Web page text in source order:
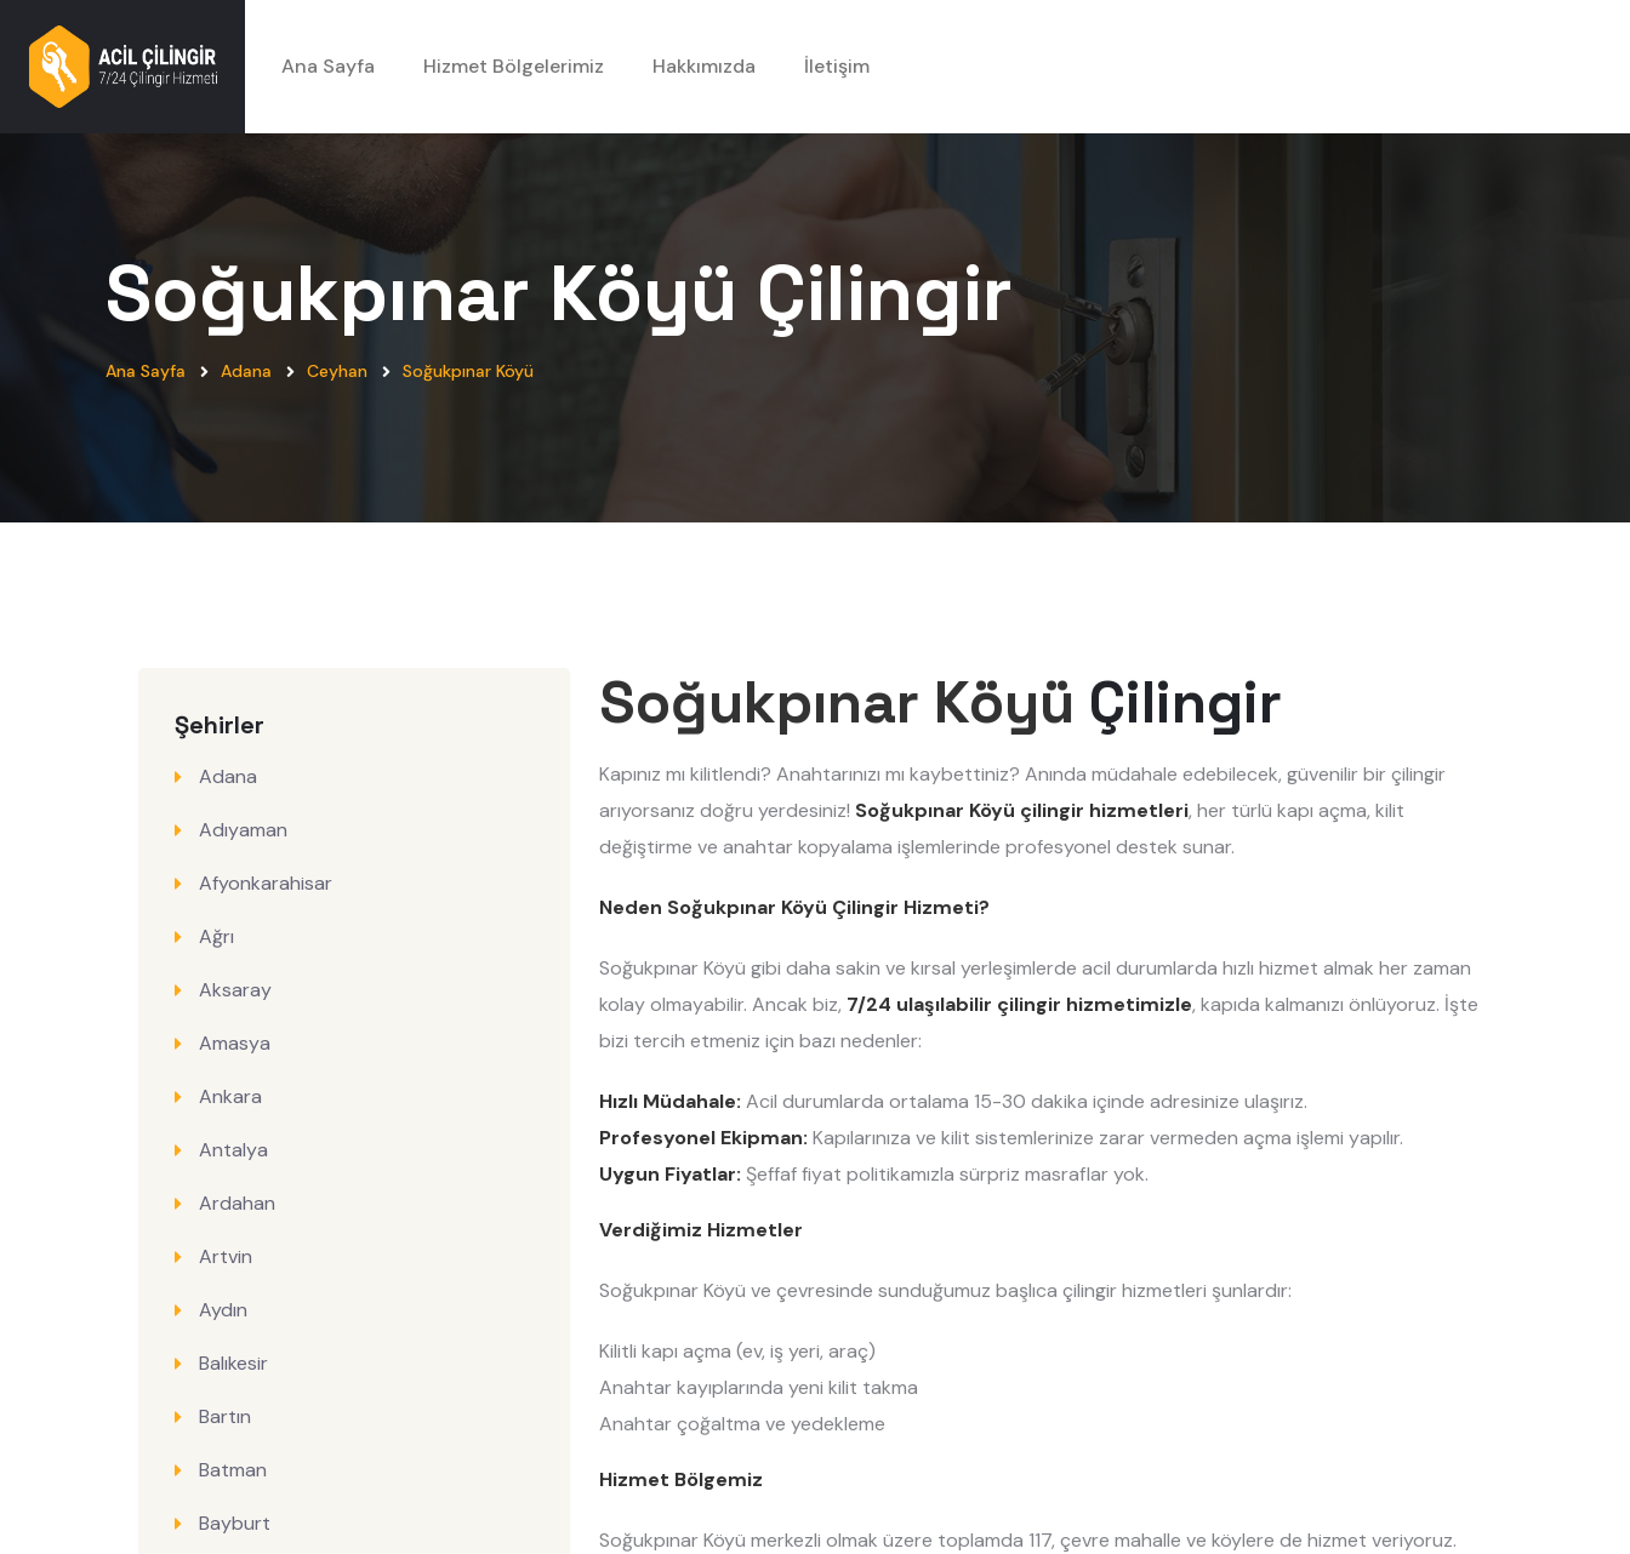
Ana Sayfa Hizmet Bölgelerimiz Hakkımızda İletişim
Soğukpınar Köyü Çilingir
Ana Sayfa Adana Ceyhan Soğukpınar Köyü
Şehirler
Adana
Adıyaman
Afyonkarahisar
Ağrı
Aksaray
Amasya
Ankara
Antalya
Ardahan
Artvin
Aydın
Balıkesir
Bartın
Batman
Bayburt
Soğukpınar Köyü Çilingir
Kapınız mı kilitlendi? Anahtarınızı mı kaybettiniz? Anında müdahale edebilecek, güvenilir bir çilingir
arıyorsanız doğru yerdesiniz! Soğukpınar Köyü çilingir hizmetleri, her türlü kapı açma, kilit
değiştirme ve anahtar kopyalama işlemlerinde profesyonel destek sunar.
Neden Soğukpınar Köyü Çilingir Hizmeti?
Soğukpınar Köyü gibi daha sakin ve kırsal yerleşimlerde acil durumlarda hızlı hizmet almak her zaman
kolay olmayabilir. Ancak biz, 7/24 ulaşılabilir çilingir hizmetimizle, kapıda kalmanızı önlüyoruz. İşte
bizi tercih etmeniz için bazı nedenler:
Hızlı Müdahale: Acil durumlarda ortalama 15-30 dakika içinde adresinize ulaşırız.
Profesyonel Ekipman: Kapılarınıza ve kilit sistemlerinize zarar vermeden açma işlemi yapılır.
Uygun Fiyatlar: Şeffaf fiyat politikamızla sürpriz masraflar yok.
Verdiğimiz Hizmetler
Soğukpınar Köyü ve çevresinde sunduğumuz başlıca çilingir hizmetleri şunlardır:
Kilitli kapı açma (ev, iş yeri, araç)
Anahtar kayıplarında yeni kilit takma
Anahtar çoğaltma ve yedekleme
Hizmet Bölgemiz
Soğukpınar Köyü merkezli olmak üzere toplamda 117, çevre mahalle ve köylere de hizmet veriyoruz.